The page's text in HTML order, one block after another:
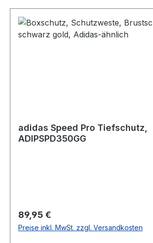
adidas Speed Pro Tiefschutz,
ADIPSPD350GG
Regulärer Preis:
89,95 €
Preise inkl. MwSt. zzgl. Versandkosten